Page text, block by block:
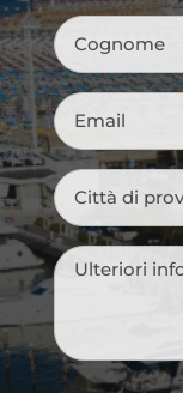
Cognome
Email
Città
di
provenienza
Messaggio